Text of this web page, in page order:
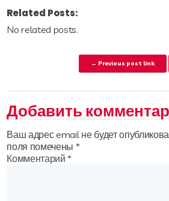
Related Posts:
No related posts.
Навигация по
← Previous post link
Добавить
Ваш адрес email не будет
поля помечены *
Комментарий*